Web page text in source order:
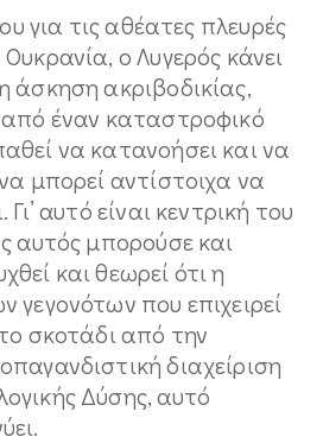
για τις αθέατες πλευρές
ο Λυγερός κάνει
άσκηση ακριβοδικίας,
έναν καταστροφικό
να κατανοήσει και να
μπορεί αντίστοιχα να
αυτό είναι κεντρική του
αυτός μπορούσε και
και θεωρεί ότι η
γεγονότων που επιχειρεί
σκοτάδι από την
διαχείριση
Δύσης, αυτό